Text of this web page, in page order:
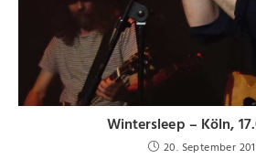
Wintersleep – Köln,
20. September